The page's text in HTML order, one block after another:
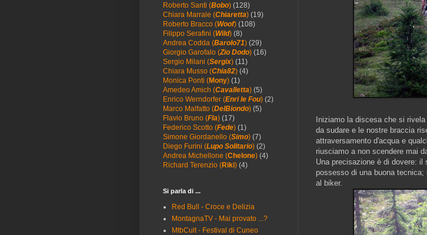
Iniziamo la discesa che si
da sudare e le nostre braccia
attraversamento d'acqua e
riusciamo a non scendere mai
Una precisazione è di dovere:
possesso di una buona
al biker.
Roberto Santi (Bobo) (128)
Chiara Marrale (Chiaretta) (19)
Roberto Bracco (Woof) (108)
Filippo Serafini (Wild) (8)
Andrea Codda (Barolo71) (29)
Giorgio Garofalo (Zio Dodo) (16)
Sergio Milani (Sergix) (11)
Chiara Musso (Chia82) (4)
Monica Ponti (Mony) (1)
Amedeo Amich (Cavalletta) (5)
Enrico Werndorfer (Enri le Fou) (2)
Marco Malfatto (DelBiondo) (5)
Flavio Bruno (Fla) (17)
Federico Scotto (Fede) (1)
Simone Giordanello (Simo) (7)
Diego Furini (Lupo Solitario) (2)
Andrea Michellone (Chelone) (4)
Richard Terenzio (Riki) (4)
Si parla di ...
Red Bull - Croce e Delizia
MontagnaTV - Mai provato ...?
MtbCult - Festival di Cuneo